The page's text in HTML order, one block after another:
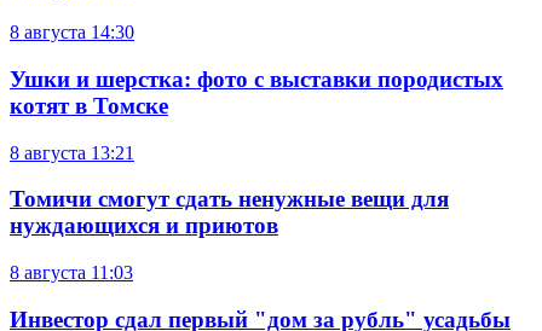
8 августа 14:30
Ушки и шерстка: фото с выставки породистых
котят в Томске
8 августа 13:21
Томичи смогут сдать ненужные вещи для
нуждающихся и приютов
8 августа 11:03
Инвестор сдал первый "дом за рубль" усадьбы